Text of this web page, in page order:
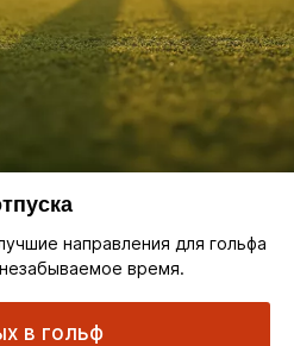
направления для гольфа
время.
в гольф